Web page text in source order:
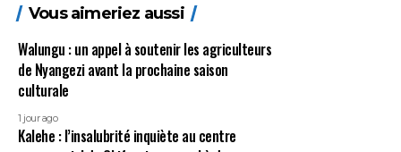
Vous aimeriez aussi
Walungu : un appel à soutenir les agriculteurs
de Nyangezi avant la prochaine saison
culturale
1 jour ago
Kalehe : l’insalubrité inquiète au centre